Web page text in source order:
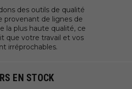
des outils de qualité
provenant de lignes de
la plus haute qualité, ce
que votre travail et vos
irréprochables.
EN STOCK